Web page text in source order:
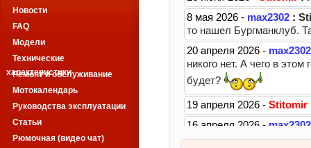
Новости
FAQ
Модели
Технические
характеристики
Ремонт и обслуживание
Мотокалендарь
Руководства эксплуатации
Статьи
Рюмочная (видео чат)